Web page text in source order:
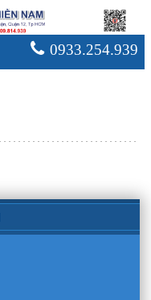
0933.254.939